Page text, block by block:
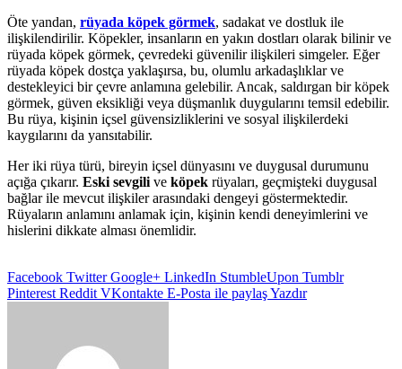
Öte yandan, rüyada köpek görmek, sadakat ve dostluk ile
ilişkilendirilir. Köpekler, insanların en yakın dostları olarak bilinir ve
rüyada köpek görmek, çevredeki güvenilir ilişkileri simgeler. Eğer
rüyada köpek dostça yaklaşırsa, bu, olumlu arkadaşlıklar ve
destekleyici bir çevre anlamına gelebilir. Ancak, saldırgan bir köpek
görmek, güven eksikliği veya düşmanlık duygularını temsil edebilir.
Bu rüya, kişinin içsel güvensizliklerini ve sosyal ilişkilerdeki
kaygılarını da yansıtabilir.
Her iki rüya türü, bireyin içsel dünyasını ve duygusal durumunu
açığa çıkarır. Eski sevgili ve köpek rüyaları, geçmişteki duygusal
bağlar ile mevcut ilişkiler arasındaki dengeyi göstermektedir.
Rüyaların anlamını anlamak için, kişinin kendi deneyimlerini ve
hislerini dikkate alması önemlidir.
Facebook Twitter Google+ LinkedIn StumbleUpon Tumblr
Pinterest Reddit VKontakte E-Posta ile paylaşYazdır